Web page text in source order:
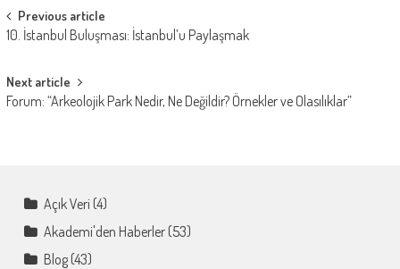
Post
navigation
Previous article
10. İstanbul Buluşması: İstanbul’u Paylaşmak
Next article
Forum: “Arkeolojik Park Nedir, Ne Değildir? Örnekler ve Olasılıklar”
Açık Veri (4)
Akademi'den Haberler(53)
Blog(43)